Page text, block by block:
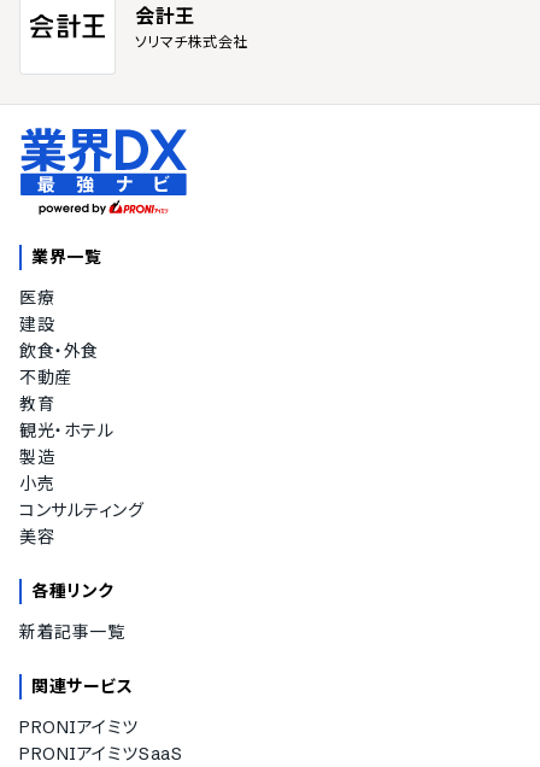
会計基準
日本会計基準
社会福祉法人会計基準
データ移行作業
無償で移行代行
マニュアルにてユーザー対応
予算管理機能
予算管理機能
会計王
ソリマチ株式会社
業界一覧
医療
建設
飲食・外食
不動産
教育
観光・ホテル
製造
小売
コンサルティング
美容
各種リンク
新着記事一覧
関連サービス
PRONIアイミツ
PRONIアイミツSaaS